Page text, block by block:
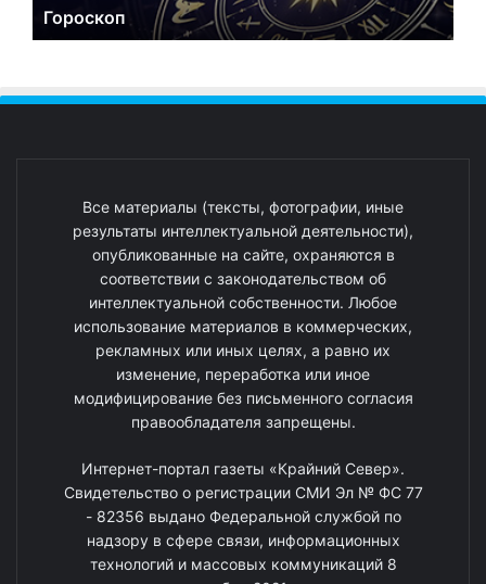
Гороскоп
Все материалы (тексты, фотографии, иные
результаты интеллектуальной деятельности),
опубликованные на сайте, охраняются в
соответствии с законодательством об
интеллектуальной собственности. Любое
использование материалов в коммерческих,
рекламных или иных целях, а равно их
изменение, переработка или иное
модифицирование без письменного согласия
правообладателя запрещены.
Интернет-портал газеты «Крайний Север».
Свидетельство о регистрации СМИ Эл № ФС 77
- 82356 выдано Федеральной службой по
надзору в сфере связи, информационных
технологий и массовых коммуникаций 8